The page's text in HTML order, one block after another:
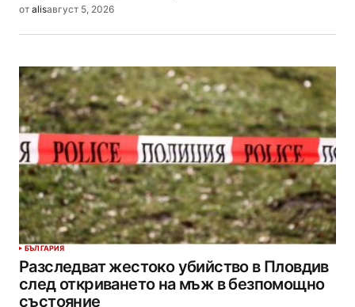
от alisавгуст 5, 2026
БЪЛГАРИЯ
Разследват жестоко убийство в Пловдив
след откриването на мъж в безпомощно
състояние